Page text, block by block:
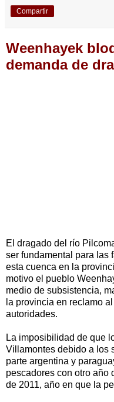
Compartir
Weenhayek
demanda de
El dragado del río
ser fundamental para las
esta cuenca en la
motivo el pueblo
medio de subsistencia,
la provincia en reclamo
autoridades.
La imposibilidad de que
Villamontes debido a los
parte argentina y
pescadores con otro año
de 2011, año en que la